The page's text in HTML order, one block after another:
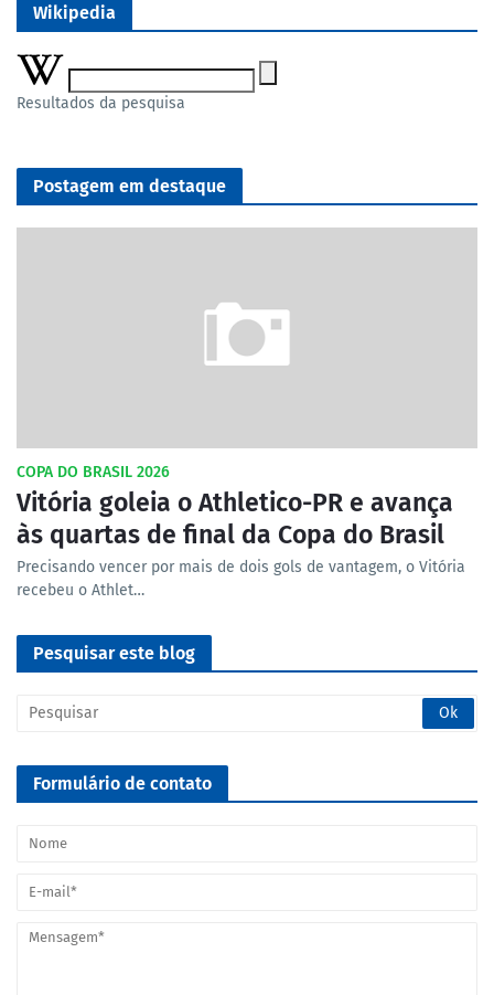
Wikipedia
Resultados da pesquisa
Postagem em destaque
COPA DO BRASIL 2026
Vitória goleia o Athletico-PR e avança
às quartas de final da Copa do Brasil
Precisando vencer por mais de dois gols de vantagem, o Vitória
recebeu o Athlet…
Pesquisar este blog
Formulário de contato